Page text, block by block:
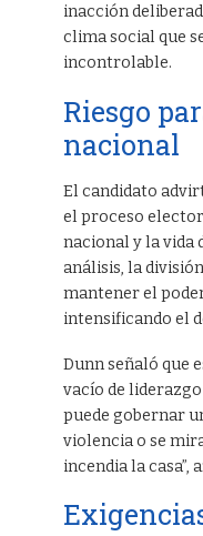
inacción
clima social que
incontrolable.
Riesgo
nacional
El candidato
el proceso
nacional y la vida
análisis, la
mantener el
intensificando el
Dunn señaló que
vacío de
puede gobernar
violencia o se
incendia la casa”,